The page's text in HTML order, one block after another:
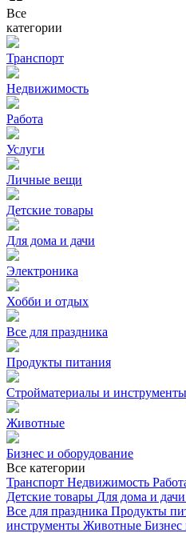
Все
категории
Транспорт
Недвижимость
Работа
Услуги
Личные вещи
Детские товары
Для дома и дачи
Электроника
Хобби и отдых
Все для праздника
Продукты питания
Стройматериалы и инструменты
Животные
Бизнес и оборудование
Все категории
Транспорт Недвижимость
Детские товары Для дома и дачи
Все для праздника Продукты
инструменты Животные Бизнес